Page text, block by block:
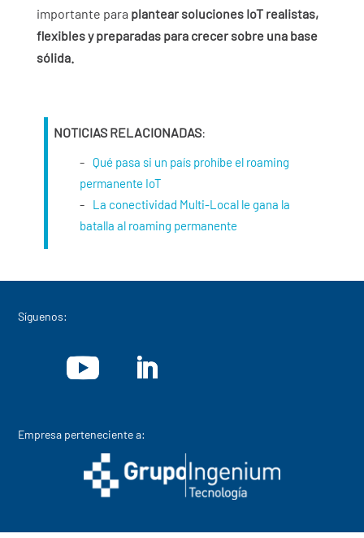
importante para plantear soluciones IoT realistas,
flexibles y preparadas para crecer sobre una base
sólida.
NOTICIAS RELACIONADAS:
Qué pasa si un país prohíbe el roaming
permanente IoT
La conectividad Multi-Local le gana la
batalla al roaming permanente
Síguenos:
Empresa perteneciente a: